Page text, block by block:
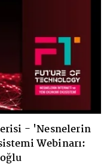
- 'Nesnelerin
Webinarı: